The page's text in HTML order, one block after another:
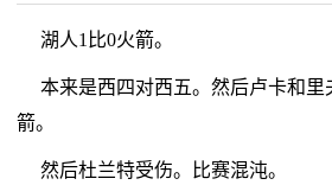
湖人1比0火箭。
本来是西四对西五。然后卢卡和里
箭。
然后杜兰特受伤。比赛混沌。